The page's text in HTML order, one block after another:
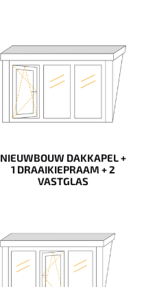
NIEUWBOUW DAKKAPEL +
1 DRAAIKIEPRAAM + 2
VASTGLAS